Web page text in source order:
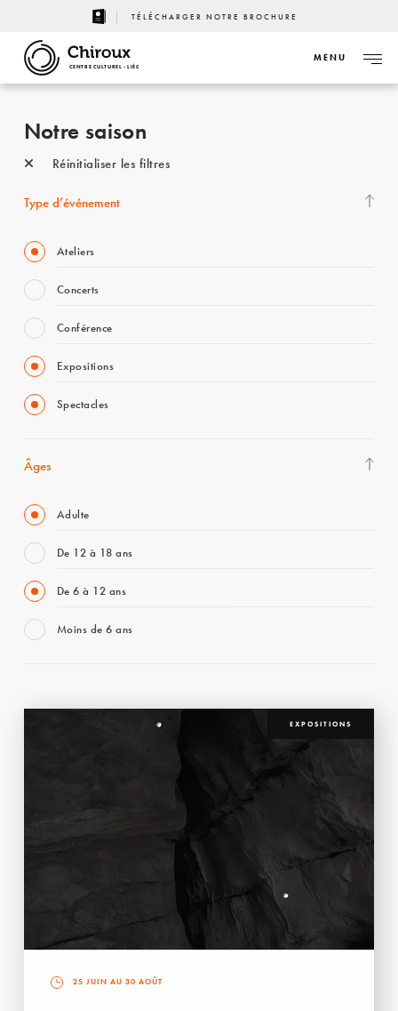
TÉLÉCHARGER NOTRE BROCHURE
CENTRE CULTUREL - LIÈGE
MENU
Notre saison
Réinitialiser les filtres
Type d’événement
Ateliers
Concerts
Conférence
Expositions
Spectacles
Âges
Adulte
De 12 à 18 ans
De 6 à 12 ans
Moins de 6 ans
EXPOSITIONS
25 JUIN AU 30 AOÛT